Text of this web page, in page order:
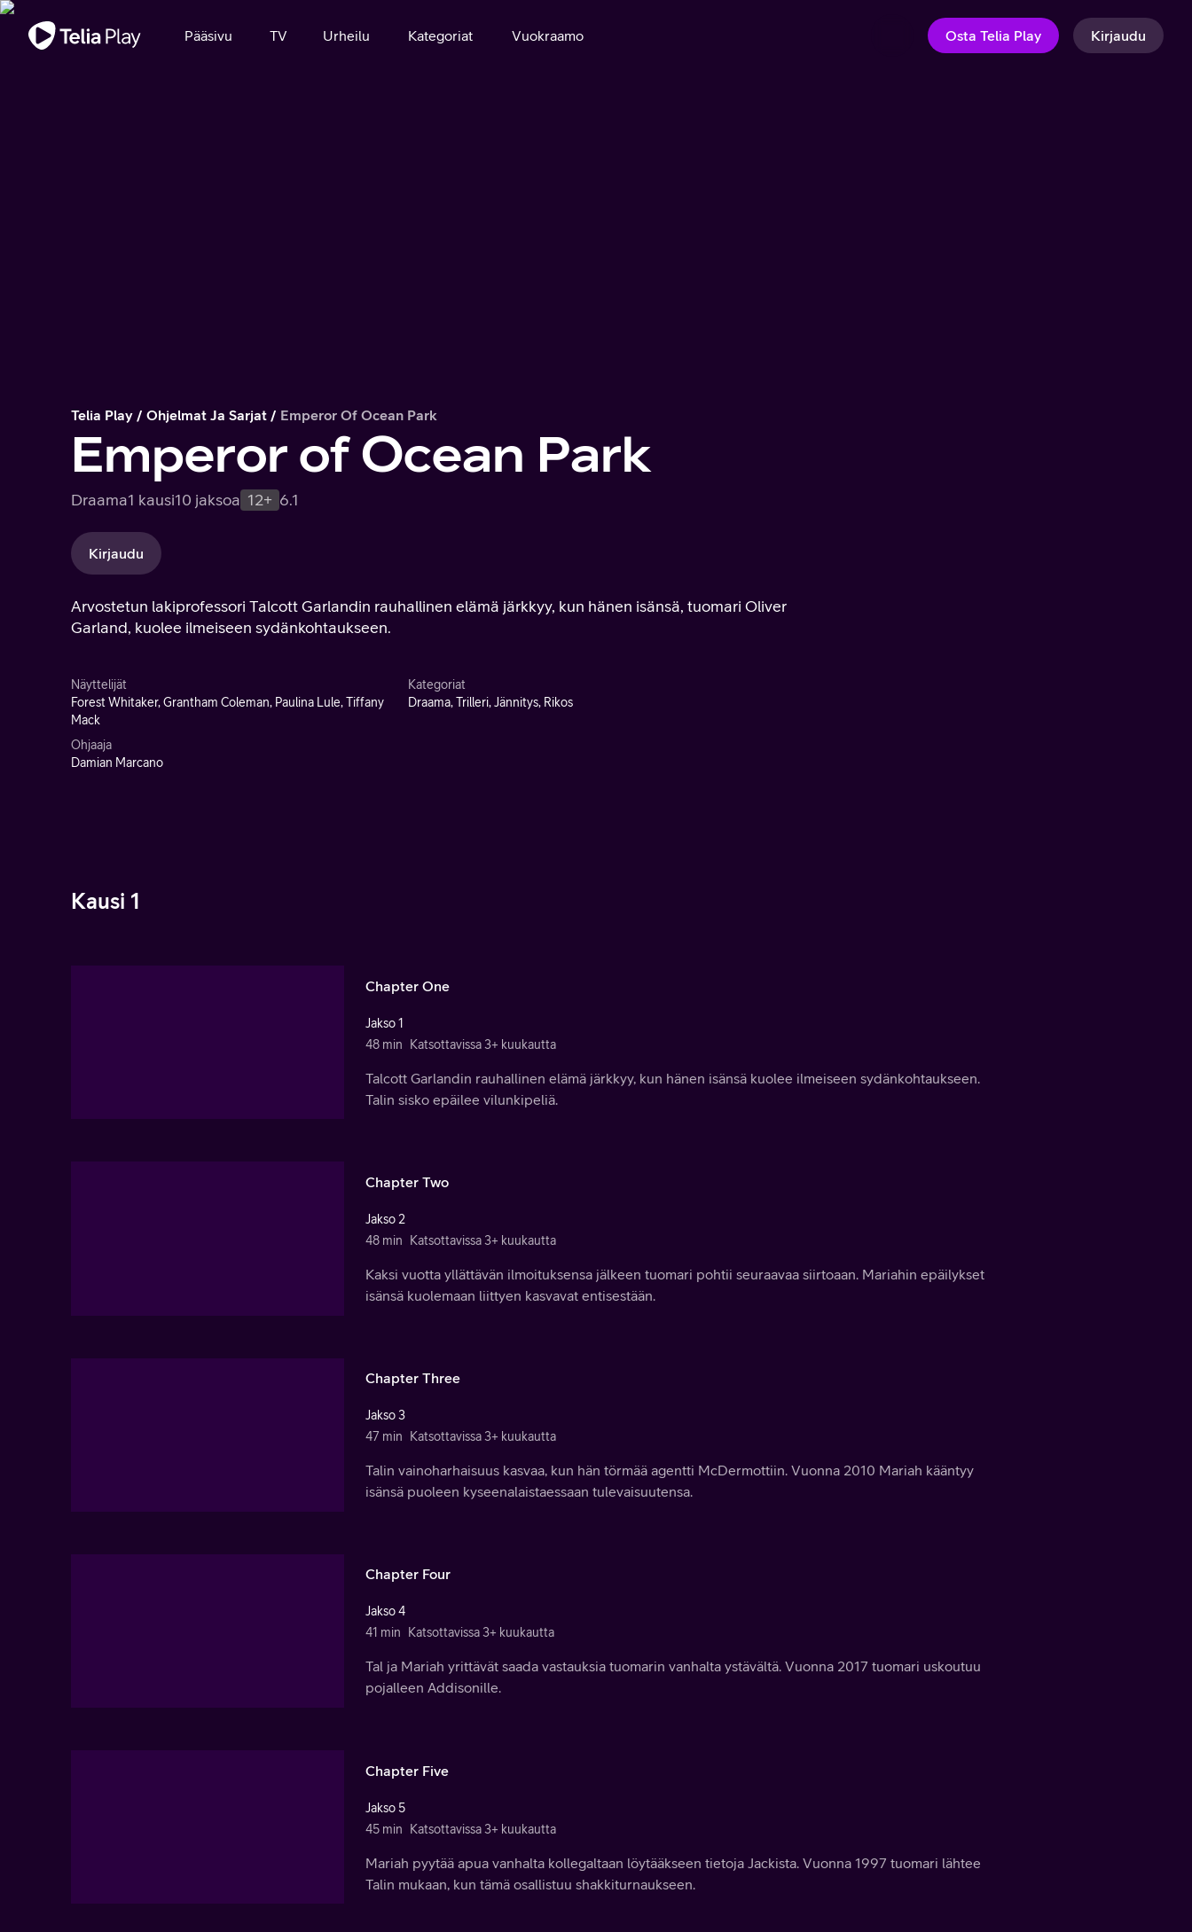
Tärkeä viesti
Pääsivu TV Urheilu Kategoriat Vuokraamo Osta Telia Play Kirjaudu
Telia Play Ohjelmat Ja Sarjat Emperor Of Ocean Park
Emperor of Ocean Park
Draama1 kausi10 jaksoa 12+ 6.1
Kirjaudu
Arvostetun lakiprofessori Talcott Garlandin rauhallinen elämä järkkyy, kun hänen isänsä, tuomari Oliver
Garland, kuolee ilmeiseen sydänkohtaukseen.
Näyttelijät
Forest Whitaker, Grantham Coleman, Paulina Lule, Tiffany
Mack
Ohjaaja
Damian Marcano
Kategoriat
Draama, Trilleri, Jännitys, Rikos
Kausi 1
Chapter One
Jakso 1
48 min
Katsottavissa 3+ kuukautta
Talcott Garlandin rauhallinen elämä järkkyy, kun hänen isänsä kuolee ilmeiseen sydänkohtaukseen.
Talin sisko epäilee vilunkipeliä.
Chapter Two
Jakso 2
48 min
Katsottavissa 3+ kuukautta
Kaksi vuotta yllättävän ilmoituksensa jälkeen tuomari pohtii seuraavaa siirtoaan. Mariahin epäilykset
isänsä kuolemaan liittyen kasvavat entisestään.
Chapter Three
Jakso 3
47 min
Katsottavissa 3+ kuukautta
Talin vainoharhaisuus kasvaa, kun hän törmää agentti McDermottiin. Vuonna 2010 Mariah kääntyy
isänsä puoleen kyseenalaistaessaan tulevaisuutensa.
Chapter Four
Jakso 4
41 min
Katsottavissa 3+ kuukautta
Tal ja Mariah yrittävät saada vastauksia tuomarin vanhalta ystävältä. Vuonna 2017 tuomari uskoutuu
pojalleen Addisonille.
Chapter Five
Jakso 5
45 min
Katsottavissa 3+ kuukautta
Mariah pyytää apua vanhalta kollegaltaan löytääkseen tietoja Jackista. Vuonna 1997 tuomari lähtee
Talin mukaan, kun tämä osallistuu shakkiturnaukseen.